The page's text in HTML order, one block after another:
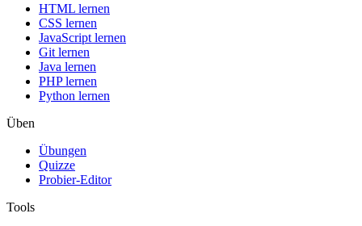
HTML lernen
CSS lernen
JavaScript lernen
Git lernen
Java lernen
PHP lernen
Python lernen
Üben
Übungen
Quizze
Probier-Editor
Tools